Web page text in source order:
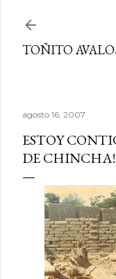
TOÑITO
agosto 16, 2007
ESTOY
DE